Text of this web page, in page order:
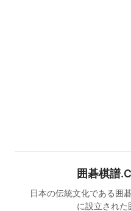
囲碁棋譜
日本の伝統文化である囲
に設立された